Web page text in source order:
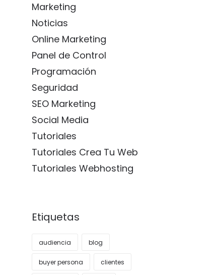
Marketing
Noticias
Online Marketing
Panel de Control
Programación
Seguridad
SEO Marketing
Social Media
Tutoriales
Tutoriales Crea Tu Web
Tutoriales Webhosting
Etiquetas
audiencia blog
buyer persona clientes